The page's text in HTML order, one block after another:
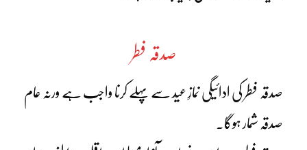
صدقہ فطر
صدقہ فطر کی ادائیگی نمازِ عید سے پہلے کرنا واجب ہے ورنہ عام
صدقہ شمار ہوگا۔